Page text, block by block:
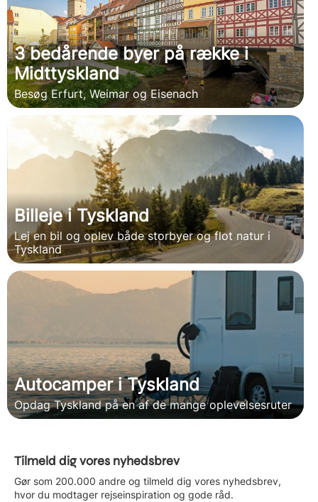
3 bedårende byer på række i
Midttyskland
Besøg Erfurt, Weimar og Eisenach
Billeje i Tyskland
Lej en bil og oplev både storbyer og flot natur i
Tyskland
Autocamper i Tyskland
Opdag Tyskland på en af de mange oplevelsesruter
Tilmeld dig vores nyhedsbrev
Gør som 200.000 andre og tilmeld dig vores nyhedsbrev,
hvor du modtager rejseinspiration og gode råd.